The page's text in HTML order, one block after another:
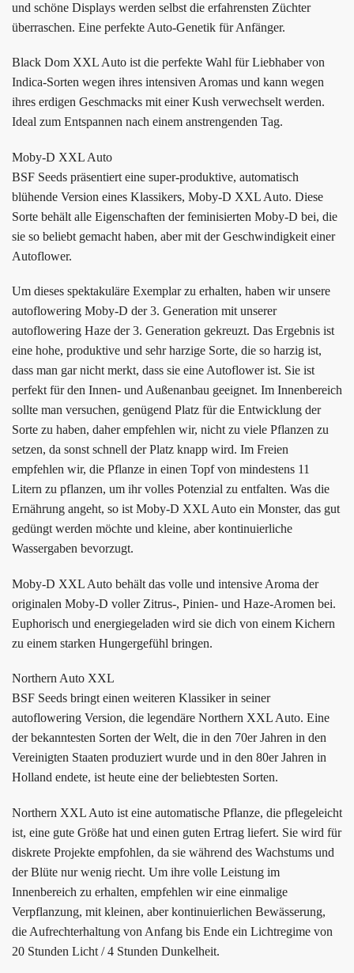
und schöne Displays werden selbst die erfahrensten Züchter
überraschen. Eine perfekte Auto-Genetik für Anfänger.
Black Dom XXL Auto ist die perfekte Wahl für Liebhaber von
Indica-Sorten wegen ihres intensiven Aromas und kann wegen
ihres erdigen Geschmacks mit einer Kush verwechselt werden.
Ideal zum Entspannen nach einem anstrengenden Tag.
Moby-D XXL Auto
BSF Seeds präsentiert eine super-produktive, automatisch
blühende Version eines Klassikers, Moby-D XXL Auto. Diese
Sorte behält alle Eigenschaften der feminisierten Moby-D bei, die
sie so beliebt gemacht haben, aber mit der Geschwindigkeit einer
Autoflower.
Um dieses spektakuläre Exemplar zu erhalten, haben wir unsere
autoflowering Moby-D der 3. Generation mit unserer
autoflowering Haze der 3. Generation gekreuzt. Das Ergebnis ist
eine hohe, produktive und sehr harzige Sorte, die so harzig ist,
dass man gar nicht merkt, dass sie eine Autoflower ist. Sie ist
perfekt für den Innen- und Außenanbau geeignet. Im Innenbereich
sollte man versuchen, genügend Platz für die Entwicklung der
Sorte zu haben, daher empfehlen wir, nicht zu viele Pflanzen zu
setzen, da sonst schnell der Platz knapp wird. Im Freien
empfehlen wir, die Pflanze in einen Topf von mindestens 11
Litern zu pflanzen, um ihr volles Potenzial zu entfalten. Was die
Ernährung angeht, so ist Moby-D XXL Auto ein Monster, das gut
gedüngt werden möchte und kleine, aber kontinuierliche
Wassergaben bevorzugt.
Moby-D XXL Auto behält das volle und intensive Aroma der
originalen Moby-D voller Zitrus-, Pinien- und Haze-Aromen bei.
Euphorisch und energiegeladen wird sie dich von einem Kichern
zu einem starken Hungergefühl bringen.
Northern Auto XXL
BSF Seeds bringt einen weiteren Klassiker in seiner
autoflowering Version, die legendäre Northern XXL Auto. Eine
der bekanntesten Sorten der Welt, die in den 70er Jahren in den
Vereinigten Staaten produziert wurde und in den 80er Jahren in
Holland endete, ist heute eine der beliebtesten Sorten.
Northern XXL Auto ist eine automatische Pflanze, die pflegeleicht
ist, eine gute Größe hat und einen guten Ertrag liefert. Sie wird für
diskrete Projekte empfohlen, da sie während des Wachstums und
der Blüte nur wenig riecht. Um ihre volle Leistung im
Innenbereich zu erhalten, empfehlen wir eine einmalige
Verpflanzung, mit kleinen, aber kontinuierlichen Bewässerung,
die Aufrechterhaltung von Anfang bis Ende ein Lichtregime von
20 Stunden Licht / 4 Stunden Dunkelheit.